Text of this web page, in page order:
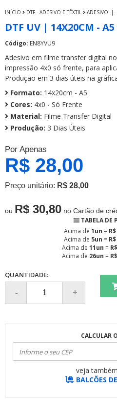
INÍCIO DTF - ADESIVO E TÊXTIL ADESIVO -|-
DTF UV | 14X20CM - A5
Código: EN8YVU9
Adesivo em filme transfer digital
impressão 4x0 só frente, para
Produção em 3 dias úteis na
Formato: 14x20cm - A5
Cores: 4x0 - Só Frente
Material: Filme Transfer Digital
Produção: 3 Dias Úteis
Por Apenas
R$ 28,00
Preço unitário: R$ 28,00
ou R$ 30,80 no Cartão de
TABELA DE
Acima de 1un =
Acima de 5un =
Acima de 11un =
Acima de 26un =
QUANTIDADE:
CALCULAR
veja
BALCÕES